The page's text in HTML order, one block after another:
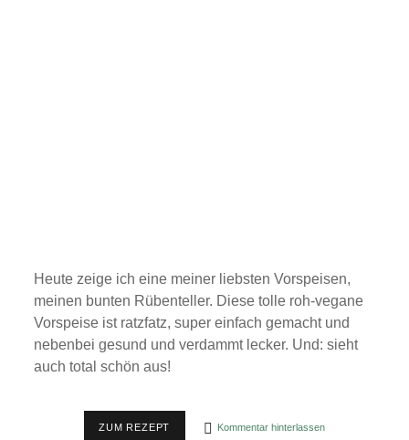
Heute zeige ich eine meiner liebsten Vorspeisen,
meinen bunten Rübenteller. Diese tolle roh-vegane
Vorspeise ist ratzfatz, super einfach gemacht und
nebenbei gesund und verdammt lecker. Und: sieht
auch total schön aus!
ZUM REZEPT BUNTER
Kommentar hinterlassen